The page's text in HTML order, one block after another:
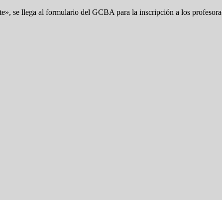
se llega al formulario del GCBA para la inscripción a los